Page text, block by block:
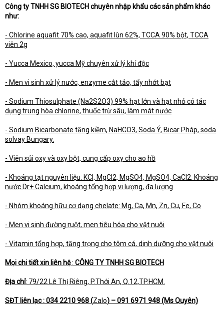
Công ty TNHH SG BIOTECH chuyên nhập khẩu các sản phẩm khác
như:
- Chlorine aquafit 70% cao, aquafit lùn 62%, TCCA 90% bột, TCCA
viên 2g
- Yucca Mexico, yucca Mỹ chuyên xử lý khí độc
- Men vi sinh xử lý nước, enzyme cắt tảo, tẩy nhớt bạt
- Sodium Thiosulphate (Na2S2O3) 99% hạt lớn và hạt nhỏ có tác
dụng trung hòa chlorine, thuốc trừ sâu, làm mát nước
- Sodium Bicarbonate tăng kiềm, NaHCO3, Soda Ý, Bicar Pháp, soda
solvay Bungary.
- Viên sủi oxy và oxy bột, cung cấp oxy cho ao hồ
- Khoáng tạt nguyên liệu: KCl, MgCl2, MgSO4, MgSO4, CaCl2. Khoáng
nước Dr+ Calcium, khoáng tổng hợp vi lượng, đa lượng
- Nhóm khoáng hữu cơ dạng chelate: Mg, Ca, Mn, Zn, Cu, Fe, Co
- Men vi sinh đường ruột, men tiêu hóa cho vật nuôi
- Vitamin tổng hợp, tăng trọng cho tôm cá, dinh dưỡng cho vật nuôi
Mọi chi tiết xin liên hệ: CÔNG TY TNHH SG BIOTECH
Địa chỉ: 79/22 Lê Thị Riêng, P.Thới An, Q.12,TP.HCM.
SĐT liên lạc : 034 2210 968 (Zalo) – 091 6971 948 (Ms Quyên)